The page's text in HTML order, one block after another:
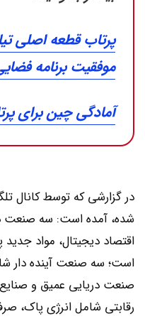
پرتاب قطعه اصلی
موفقیت برنامه
آمادگی چین برای
در گزارشی که توسط کانال
شده، آمده است: سه صنعت
اقتصاد دیجیتال، مواد
است؛ سه صنعت آینده دار
صنعت دریایی عمیق و
رقابتی شامل انرژی پاک،